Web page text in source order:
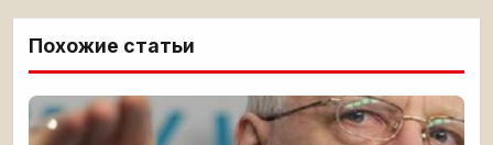
Похожие статьи